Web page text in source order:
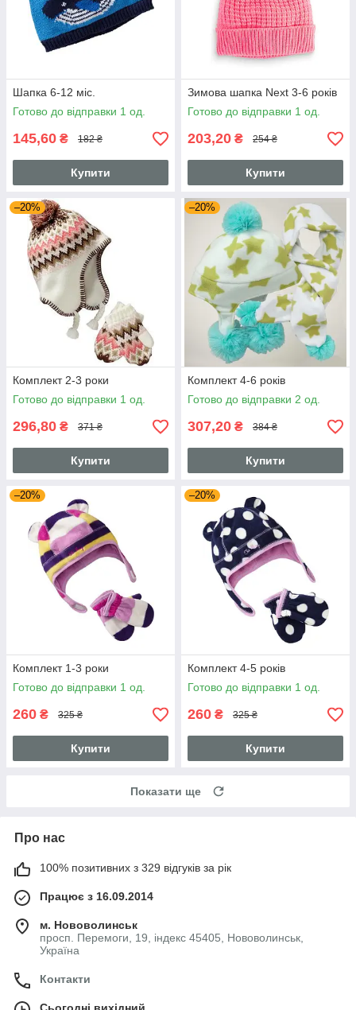
Шапка 6-12 міс.
Готово до відправки 1 од.
145,60 ₴ 182 ₴
Купити
Зимова шапка Next 3-6 років
Готово до відправки 1 од.
203,20 ₴ 254 ₴
Купити
–20%
Комплект 2-3 роки
Готово до відправки 1 од.
296,80 ₴ 371 ₴
Купити
–20%
Комплект 4-6 років
Готово до відправки 2 од.
307,20 ₴ 384 ₴
Купити
–20%
Комплект 1-3 роки
Готово до відправки 1 од.
260 ₴ 325 ₴
Купити
–20%
Комплект 4-5 років
Готово до відправки 1 од.
260 ₴ 325 ₴
Купити
Показати ще
Про нас
100% позитивних з 329 відгуків за рік
Працює з 16.09.2014
м. Нововолинськ
просп. Перемоги, 19, індекс 45405, Нововолинськ,
Україна
Контакти